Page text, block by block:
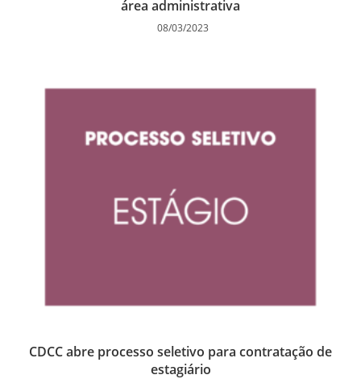
área administrativa
08/03/2023
CDCC abre processo seletivo para contratação de
estagiário